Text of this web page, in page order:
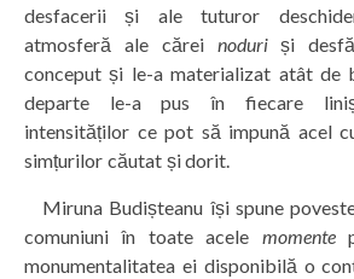
desfacerii și ale tuturor
atmosferă ale cărei noduriși
conceput și le-a materializat atât de
departe le-a pus în fiecare
intensităților ce pot să impună acel
simțurilor căutat și dorit.
Miruna Budișteanu își spune
comuniuni în toate acele momente
monumentalitatea ei disponibilă o